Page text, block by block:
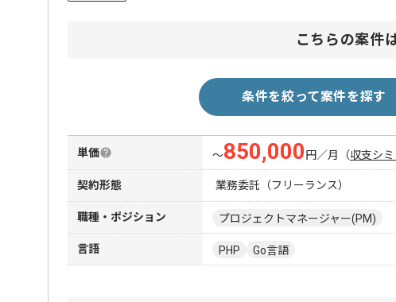
こちらの案件
条件を絞って案件を探す
単価 〜850,000 円／月 （収支シ
契約形態 業務委託（フリーランス）
職種・ポジション プロジェクトマネージャー(PM)
言語 PHP Go言語